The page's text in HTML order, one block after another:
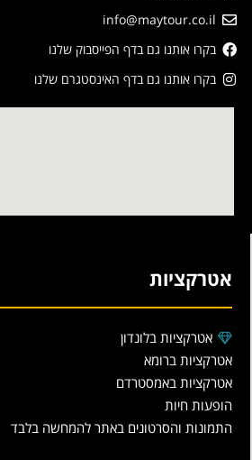
info@maytour.co.il
בקרו אותנו גם בדף הפייסבוק שלנו
בקרו אותנו גם בדף האינסטגרם שלנו
אטרקציות
אטרקציות בלונדון
אטרקציות ברומא
אטרקציות באמסטרדם
הופעות חיות
התמונות והסרטונים באתר להמחשה בלבד